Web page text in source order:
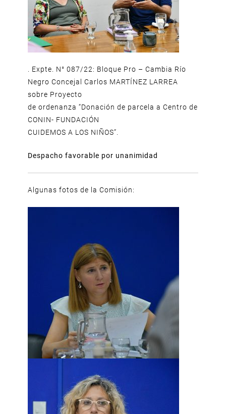
. Expte. N° 087/22: Bloque Pro – Cambia Río
Negro Concejal Carlos MARTÍNEZ LARREA
sobre Proyecto
de ordenanza “Donación de parcela a Centro de
CONIN- FUNDACIÓN
CUIDEMOS A LOS NIÑOS”.
Despacho favorable por unanimidad
Algunas fotos de la Comisión: